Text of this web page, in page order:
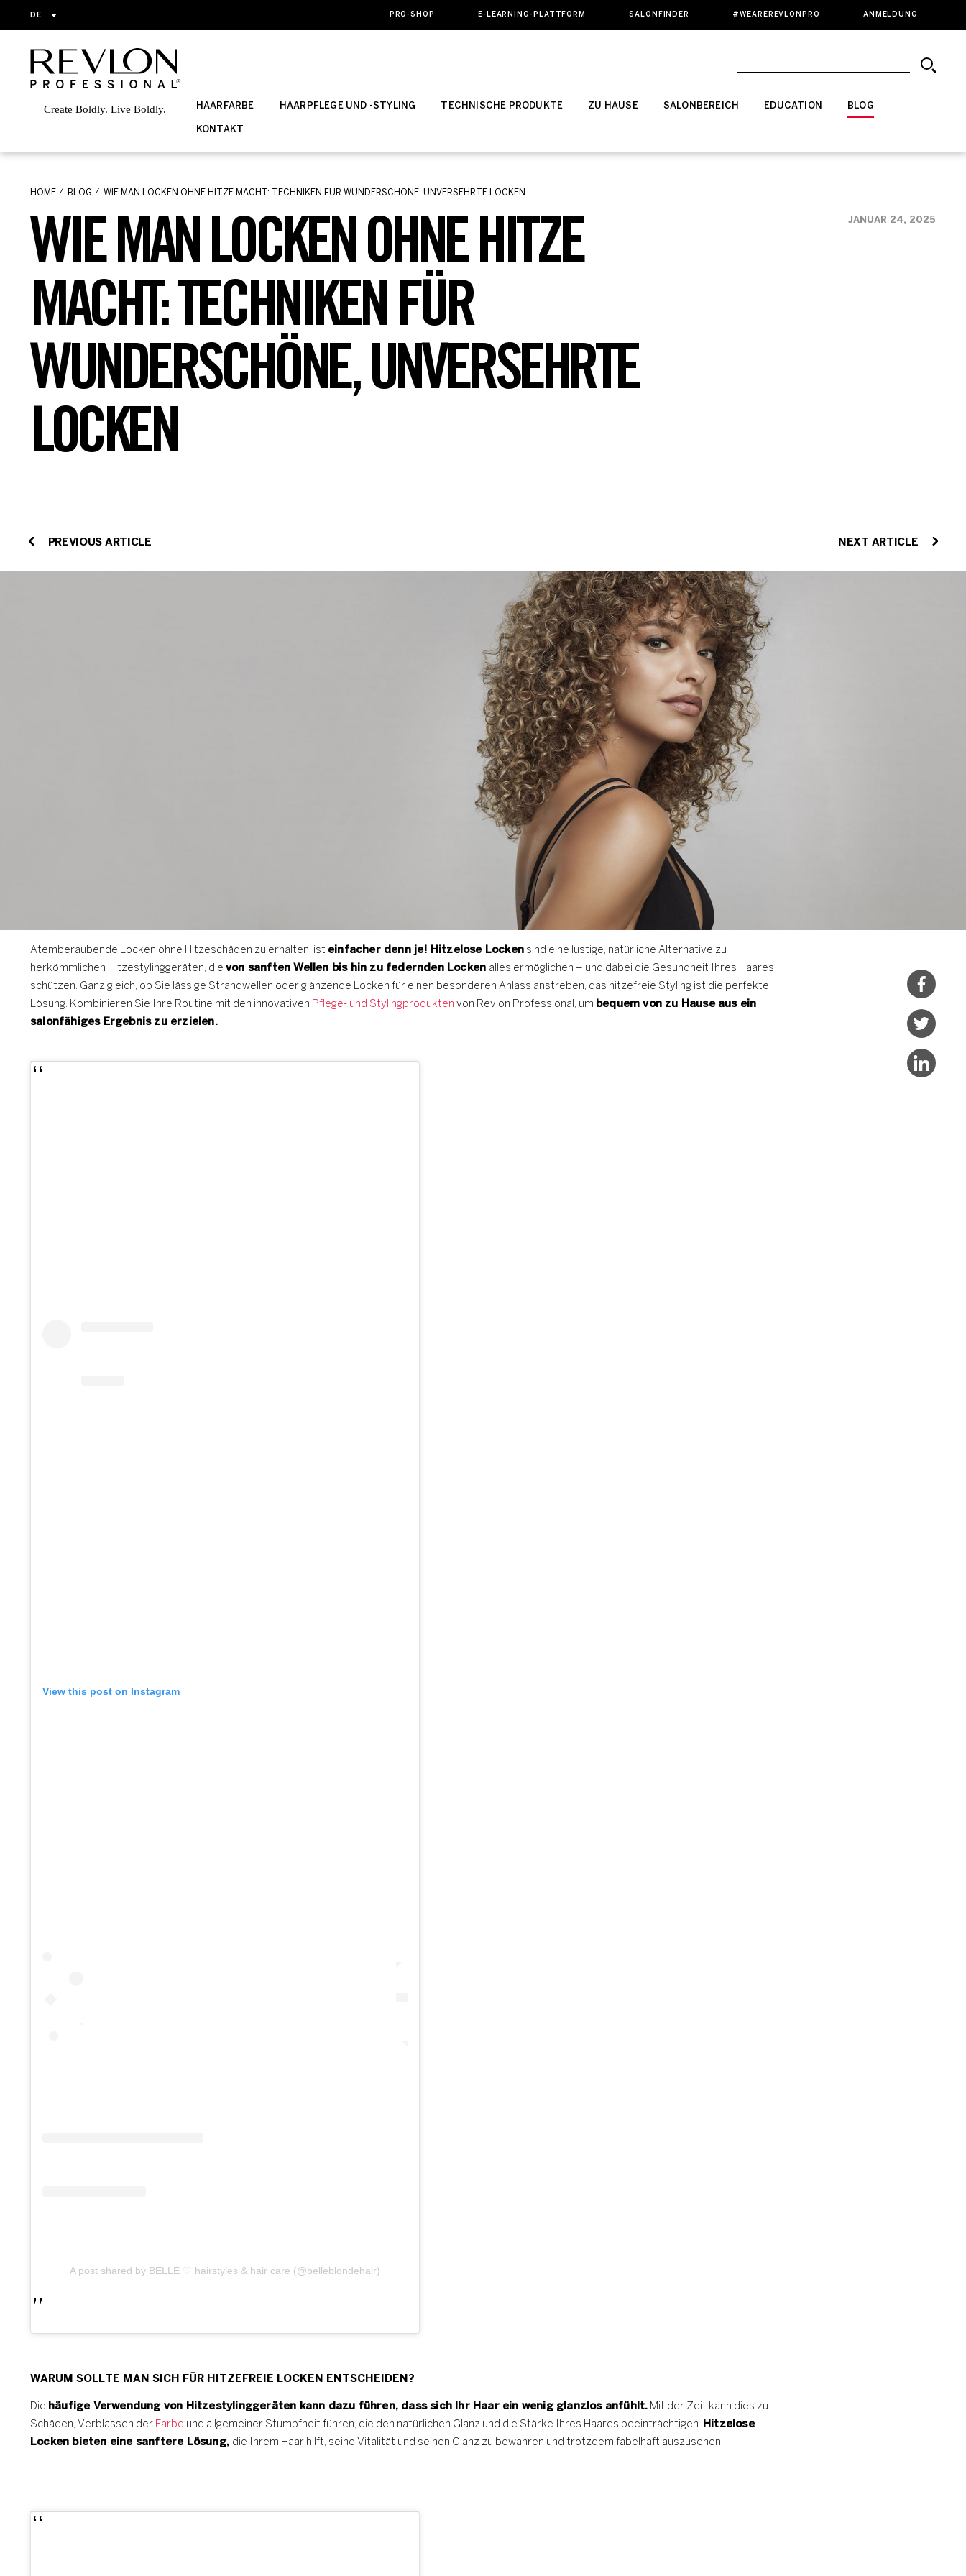
DE PRO-SHOP E-LEARNING-PLATTFORM SALONFINDER #WEAREREVLONPRO ANMELDUNG
HAARFARBE HAARPFLEGE UND -STYLING TECHNISCHE PRODUKTE ZU HAUSE SALONBEREICH EDUCATION BLOG
KONTAKT
HOME BLOG WIE MAN LOCKEN OHNE HITZE MACHT: TECHNIKEN FÜR WUNDERSCHÖNE, UNVERSEHRTE LOCKEN
WIE MAN LOCKEN OHNE HITZE
MACHT: TECHNIKEN FÜR
WUNDERSCHÖNE, UNVERSEHRTE
LOCKEN
JANUAR 24, 2025
PREVIOUS ARTICLE NEXT ARTICLE
Atemberaubende Locken ohne Hitzeschäden zu erhalten, ist einfacher denn je! Hitzelose Locken sind eine lustige, natürliche Alternative zu
herkömmlichen Hitzestylinggeräten, die von sanften Wellen bis hin zu federnden Locken alles ermöglichen – und dabei die Gesundheit Ihres Haares
schützen. Ganz gleich, ob Sie lässige Strandwellen oder glänzende Locken für einen besonderen Anlass anstreben, das hitzefreie Styling ist die perfekte
Lösung. Kombinieren Sie Ihre Routine mit den innovativen Pflege- und Stylingprodukten von Revlon Professional, um bequem von zu Hause aus ein
salonfähiges Ergebnis zu erzielen.
View this post on Instagram
A post shared by BELLE ♡ hairstyles & hair care (@belleblondehair)
WARUM SOLLTE MAN SICH FÜR HITZEFREIE LOCKEN ENTSCHEIDEN?
Die häufige Verwendung von Hitzestylinggeräten kann dazu führen, dass sich Ihr Haar ein wenig glanzlos anfühlt. Mit der Zeit kann dies zu
Schäden, Verblassen der Farbe und allgemeiner Stumpfheit führen, die den natürlichen Glanz und die Stärke Ihres Haares beeinträchtigen.
Hitzelose
Locken bieten eine sanftere Lösung, die Ihrem Haar hilft, seine Vitalität und seinen Glanz zu bewahren und trotzdem fabelhaft auszusehen.